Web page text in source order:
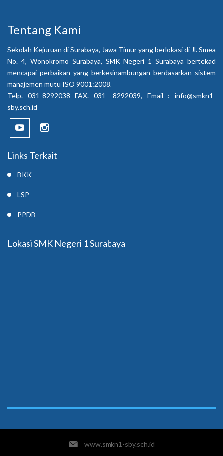
Tentang Kami
Sekolah Kejuruan di Surabaya, Jawa Timur yang berlokasi di Jl. Smea
No. 4, Wonokromo Surabaya, SMK Negeri 1 Surabaya bertekad
mencapai perbaikan yang berkesinambungan berdasarkan sistem
manajemen mutu ISO 9001:2008.
Telp. 031-8292038 FAX. 031- 8292039, Email : info@smkn1-
sby.sch.id
Links Terkait
BKK
LSP
PPDB
Lokasi SMK Negeri 1 Surabaya
www.smkn1-sby.sch.id